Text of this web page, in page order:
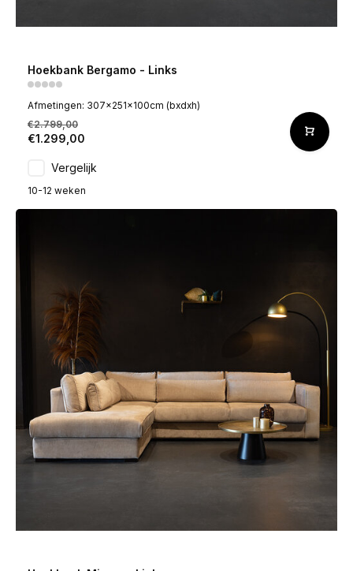
Hoekbank Bergamo - Links
Afmetingen: 307x251x100cm (bxdxh)
€2.799,00
€1.299,00
Vergelijk
10-12 weken